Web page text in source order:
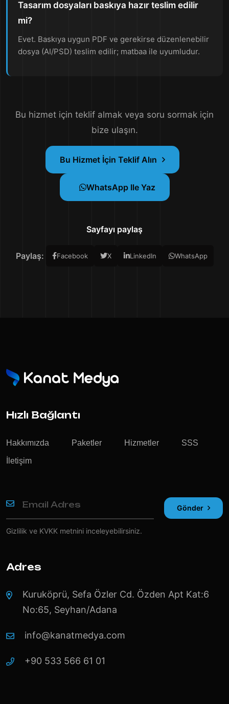
Tasarım dosyaları baskıya hazır teslim edilir
mi?
Evet. Baskıya uygun PDF ve gerekirse düzenlenebilir
dosya (AI/PSD) teslim edilir; matbaa ile uyumludur.
Bu hizmet için teklif almak veya soru sormak için
bize ulaşın.
Bu Hizmet İçin Teklif Alın
WhatsApp Ile Yaz
Sayfayı paylaş
Paylaş: Facebook X LinkedIn WhatsApp
Hızlı Bağlantı
Hakkımızda Paketler Hizmetler SSS
İletişim
Gönder
Gizlilik ve KVKK metnini inceleyebilirsiniz.
Adres
Kuruköprü, Sefa Özler Cd. Özden Apt Kat:6
No:65, Seyhan/Adana
info@kanatmedya.com
+90 533 566 61 01